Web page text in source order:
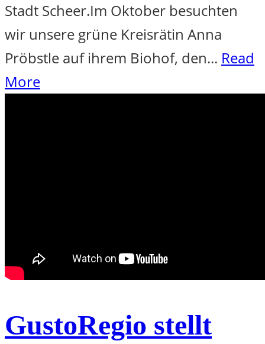
Stadt Scheer.Im Oktober besuchten
wir unsere grüne Kreisrätin Anna
Pröbstle auf ihrem Biohof, den... Read
More
GustoRegio stellt